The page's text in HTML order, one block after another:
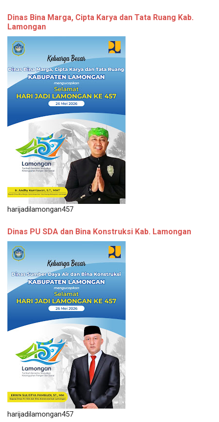
Dinas Bina Marga, Cipta Karya dan Tata Ruang Kab.
Lamongan
harijadilamongan457
Dinas PU SDA dan Bina Konstruksi Kab. Lamongan
harijadilamongan457